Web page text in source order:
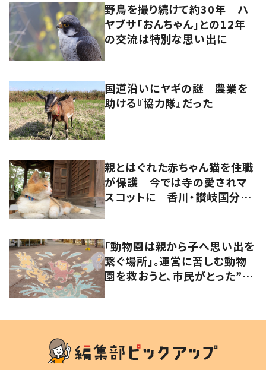
野鳥を撮り続けて約30年 ハ
ヤブサ「おんちゃん」との12年
の交流は特別な思い出に
国道沿いにヤギの謎 農業を
助ける『協力隊』だった
親とはぐれた赤ちゃん猫を住職
が保護 今では寺の愛されマ
スコットに 香川・讃岐国分寺
「動物園は親から子へ思い出を
繋ぐ場所」。運営に苦しむ動物
園を救おうと、市民がとった”あ